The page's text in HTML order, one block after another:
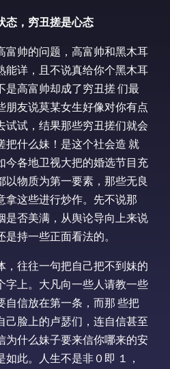
态，穷丑搓是心态
富帅的问题，高富帅和黑木耳
能详，且不说真给你个黑木耳
是高富帅却成了穷丑搓 们最
朋友说莫某女生好像对你有点
试试，结果那些穷丑搓们就会
把什么妹！是这个社会造 就
今各地卫视大把的婚选节目充
以物质为第一要素，那些无良
拿这些进行炒作。先不说那
是否美满，从舆论导向上来说
持一些正面看法的。
，往往一句把自己把不到妹的
字上。大凡向一些人请教一些
自信放在第一条，而那 些把
己脸上的卢瑟们，连自信甚至
为什么妹子要来信你哪来的安
此。人生不是非０即 １，